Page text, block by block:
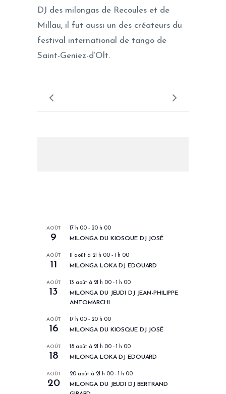
DJ des milongas de Recoules et de
Millau, il fut aussi un des créateurs du
festival international de tango de
Saint-Geniez-d’Olt.
AOÛT
9
17 h 00 - 20 h 00
MILONGA DU KIOSQUE DJ JOSÉ
AOÛT
11
11 août à 21 h 00 - 1 h 00
MILONGA LOKA DJ EDOUARD
AOÛT
13
13 août à 21 h 00 - 1 h 00
MILONGA DU JEUDI DJ JEAN-PHILIPPE
ANTOMARCHI
AOÛT
16
17 h 00 - 20 h 00
MILONGA DU KIOSQUE DJ JOSÉ
AOÛT
18
18 août à 21 h 00 - 1 h 00
MILONGA LOKA DJ EDOUARD
AOÛT
20
20 août à 21 h 00 - 1 h 00
MILONGA DU JEUDI DJ BERTRAND